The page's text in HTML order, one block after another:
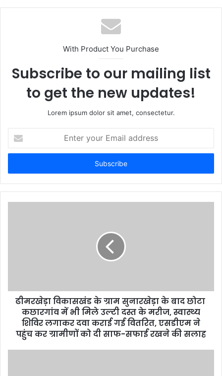
b
s
i
e
With Product You Purchase
Subscribe to our mailing list
to get the new updates!
Lorem ipsum dolor sit amet, consectetur.
t
r
y
ढीमरखेड़ा विकासखंड के ग्राम सुनारखेड़ा के बाद छोटा
कछारगांव में भी मिले उल्टी दस्त के मरीज, स्वास्थ्य
शिविर लगाकर दवा कराई गई वितरित, एसडीएम ने
पहुंच कर ग्रामीणों को दी साफ-सफाई रखने की सलाह